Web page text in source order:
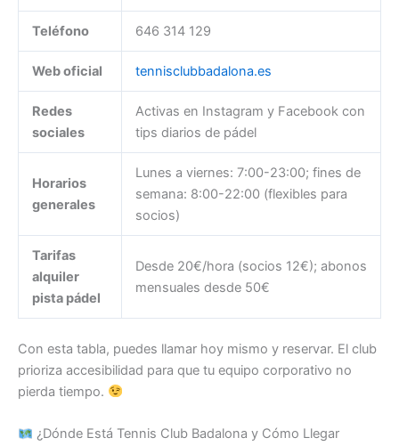
Teléfono 646 314 129
Web oficial tennisclubbadalona.es
Redes
sociales
Activas en Instagram y Facebook con
tips diarios de pádel
Horarios
generales
Lunes a viernes: 7:00-23:00; fines de
semana: 8:00-22:00 (flexibles para
socios)
Tarifas
alquiler
pista pádel
Desde 20€/hora (socios 12€); abonos
mensuales desde 50€
Con esta tabla, puedes llamar hoy mismo y reservar. El club
prioriza accesibilidad para que tu equipo corporativo no
pierda tiempo.
¿Dónde Está Tennis Club Badalona y Cómo Llegar